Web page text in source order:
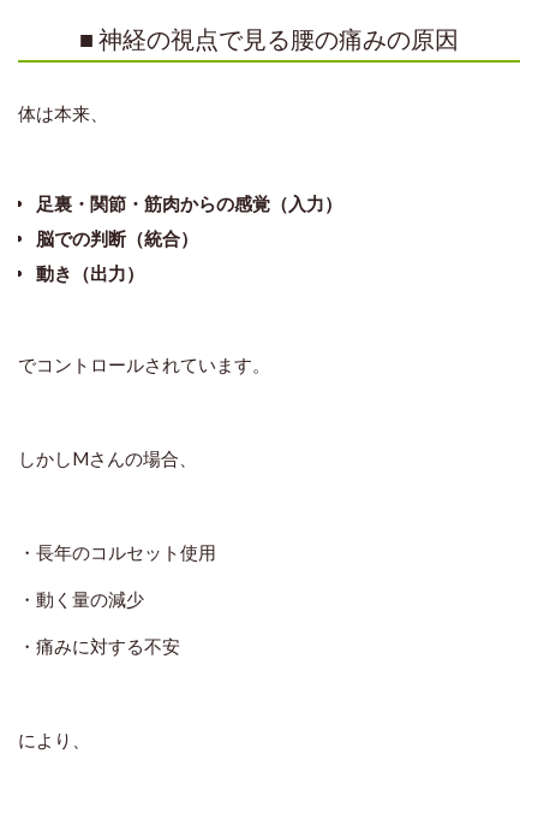
■ 神経の視点で見る腰の痛みの原因
体は本来、
足裏・関節・筋肉からの感覚（入力）
脳での判断（統合）
動き（出力）
でコントロールされています。
しかしMさんの場合、
・長年のコルセット使用
・動く量の減少
・痛みに対する不安
により、